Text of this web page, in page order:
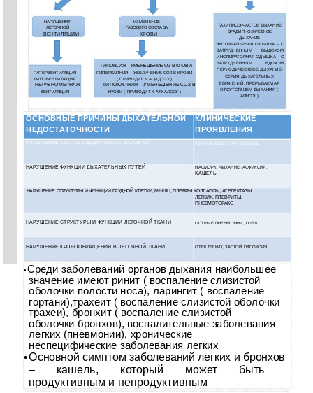
НАРУШЕНИЯ ИЗМЕНЕНИЕ
ЛЕГОЧНОЙ ГАЗОВОГО СОСТАВА
ВЕНТИЛЯЦИИ КРОВИ
ГИПОКСИЯ – УМЕНЬШЕНИЕ О2 В КРОВИ
ГИПЕРВЕНТИЛЯЦИЯ
ГИПЕРКАПНИЯ – УВЕЛИЧЕНИЕ СО2 В КРОВИ
ГИПОВЕНТИЛЯЦИЯ
( ПРИВОДИТ К АЦИДОЗУ )
НЕРАВНОМЕРНАЯ ГИПОКАПНИЯ – УМЕНЬШЕНИЕ СО2 В
ВЕНТИЛЯЦИЯ КРОВИ ( ПРИВОДИТ К АЛКАЛОЗУ )
ТАХИПНОЭ-ЧАСТОЕ ДЫХАНИЕ
БРАДИПНОЭ-РЕДКОЕ
ДЫХАНИЕ
ЭКСПИРАТОРНАЯ ОДЫШКА – С
ЗАТРУДНЕННЫМ ВЫДОХОМ
ИНСПИРАТОРНАЯ ОДЫШКА – С
ЗАТРУДНЕННЫМ ВДОХОМ
ПЕРИОДИЧЕСКЕОЕ ДЫХАНИЕ-
СЕРИЯ ДЫХАТЕЛЬНЫХ
ДВИЖЕНИЙ, ПРЕРЫВАЕМАЯ
ОТСУТСТВИЕМ ДЫХАНИЯ (
АПНОЭ )
ОСНОВНЫЕ ПРИЧИНЫ ДЫХАТЕЛЬНОЙ
КЛИНИЧЕСКИЕ
НЕДОСТАТОЧНОСТИ
ПРОЯВЛЕНИЯ
ИЗМЕНЕНИЕ СОСТАВА ВДЫХАЕМОГО ВОЗДУХА ГОРНАЯ, ВЫСОТНАЯ БОЛЕЗНЬ
НАРУШЕНИЕ ФУНКЦИИ ДЫХАТЕЛЬНЫХ ПУТЕЙ НАСМОРК, ЧИХАНИЕ, АСФИКСИЯ,
КАШЕЛЬ
НАРУШЕНИЕ СТРУКТУРЫ И ФУНКЦИИ ГРУДНОЙ КЛЕТКИ, МЫШЦ, ПЛЕВРЫ КОЛЛАПСЫ, АТЕЛЕКТАЗЫ
ЛЕГКИХ, ПЛЕВРИТЫ,
ПНЕВМОТОРАКС
НАРУШЕНИЕ СТРУКТУРЫ И ФУНКЦИИ ЛЕГОЧНОЙ ТКАНИ ОСТРЫЕ ПНЕВМОНИИ, ХОБЛ
НАРУШЕНИЕ КРОВООБРАЩЕНИЯ В ЛЕГОЧНОЙ ТКАНИ ОТЕК ЛЕГКИХ, ЗАСТОЙ, ГИПОКСИЯ
•Среди заболеваний органов дыхания наибольшее
значение имеют ринит ( воспаление слизистой
оболочки полости носа), ларингит ( воспаление
гортани),трахеит ( воспаление слизистой оболочки
трахеи), бронхит ( воспаление слизистой
оболочки бронхов), воспалительные заболевания
легких (пневмонии), хронические
неспецифические заболевания легких
•Основной симптом заболеваний легких и бронхов
– кашель, который может быть
продуктивным и непродуктивным